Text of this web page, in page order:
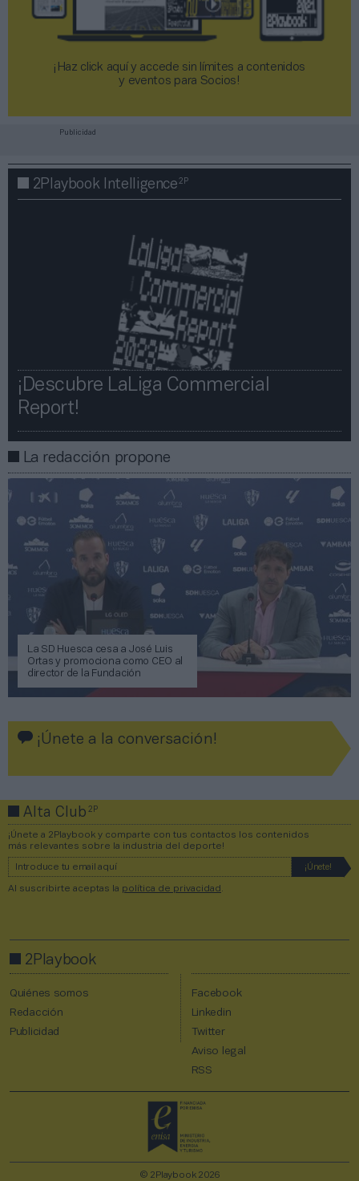
¡Haz click aquí y accede sin límites a contenidos
y eventos para Socios!​​​​​​​
Publicidad
2Playbook Intelligence2P
¡Descubre LaLiga Commercial
Report!​​
La redacción propone
La SD Huesca cesa a José Luis
Ortas y promociona como CEO al
director de la Fundación
¡Únete a la conversación!
Alta Club2P
¡Únete a 2Playbook y comparte con tus contactos los contenidos
más relevantes sobre la industria del deporte!
Al suscribirte aceptas la política de privacidad
2Playbook
Quiénes somos
Redacción
Publicidad
Facebook
Linkedin
Twitter
Aviso legal
RSS
© 2Playbook 2026